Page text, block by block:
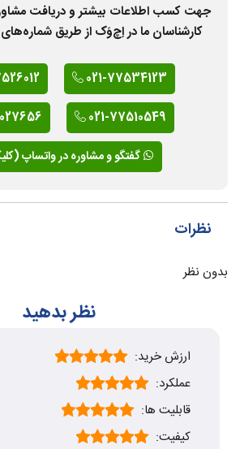
جهت کسب اطلاعات بیشتر و دریافت
کارشناسان ما در اِچ‌وَک از طریق
021-77534123
021-77510549
گفتگو و مشاوره در واتساپ
نظرات
بدون نظر
نظر بدهید
ارزش خرید:
عملکرد:
قابلیت ها:
کیفیت: